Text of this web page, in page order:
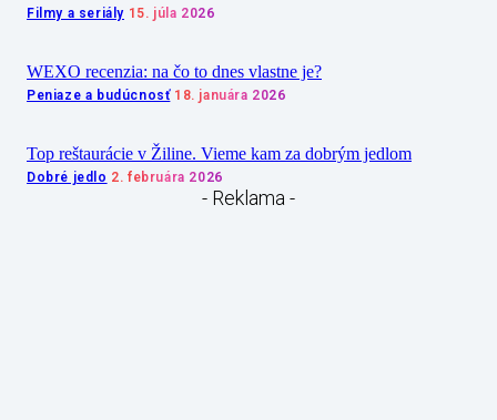
Filmy a seriály 15. júla 2026
WEXO recenzia: na čo to dnes vlastne je?
Peniaze a budúcnosť 18. januára 2026
Top reštaurácie v Žiline. Vieme kam za dobrým jedlom
Dobré jedlo 2. februára 2026
- Reklama -